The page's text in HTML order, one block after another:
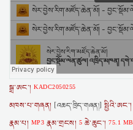
སྒྲ་ཨང་།KADC2050255
མཁས་པ་གཞན། [འཆད་ཁྲིད་གཞན།]སྤྱིའི་ཨང་།
རྣམ་པ། MP3 རྣམ་གྲངས། 5 ཆེ་ཆུང་། 75.1 MB